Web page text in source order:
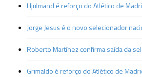
Hjulmand é reforço do Atlético de
Jorge Jesus é o novo selecionador
Roberto Martínez confirma saída da
Grimaldo é reforço do Atlético de